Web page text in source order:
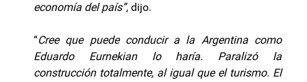
economía del país”, dijo.
“Cree que puede conducir a la Argentina como
Eduardo Eurnekian lo haría. Paralizó la
construcción totalmente, al igual que el turismo. El